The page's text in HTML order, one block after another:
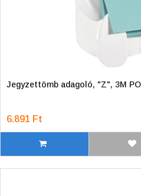
Jegyzettömb adagoló, "Z", 3M
6.891 Ft